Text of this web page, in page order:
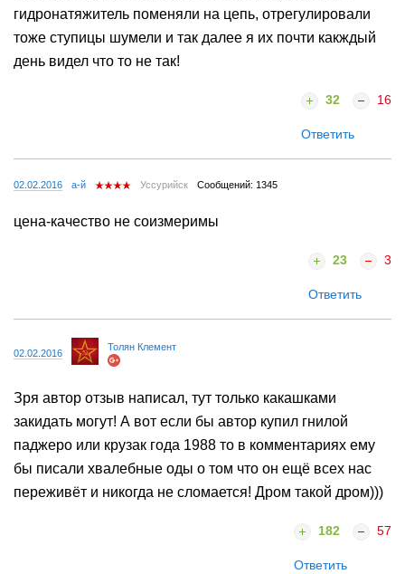
гидронатяжитель поменяли на цепь, отрегулировали
тоже ступицы шумели и так далее я их почти какждый
день видел что то не так!
32 16
Ответить
02.02.2016 а-й Уссурийск Сообщений: 1345
цена-качество не соизмеримы
23 3
Ответить
02.02.2016
Толян Клемент
Зря автор отзыв написал, тут только какашками
закидать могут! А вот если бы автор купил гнилой
паджеро или крузак года 1988 то в комментариях ему
бы писали хвалебные оды о том что он ещё всех нас
переживёт и никогда не сломается! Дром такой дром)))
182 57
Ответить